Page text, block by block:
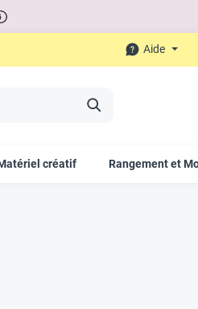
Aide
créatif Rangement et